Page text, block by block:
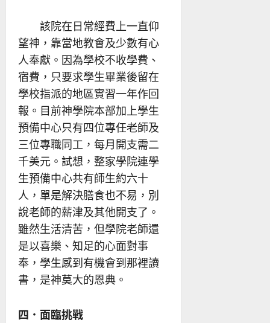
該院在日常經費上一直仰
望神，靠當地教會及少數有心
人奉獻。因為學校不收學費、
宿費，只要求學生畢業後留在
學校指派的地區實習一年作回
報。目前神學院本部加上學生
預備中心只有四位專任老師及
三位專職同工，每月開支需二
千美元。試想，整家學院連學
生預備中心共有師生約六十
人，單是解決膳食也不易，別
說老師的薪津及其他開支了。
雖然生活清苦，但學院老師還
是以喜樂、知足的心面對事
奉，學生感到有機會到那裡讀
書，是神莫大的恩典。
四．面臨挑戰